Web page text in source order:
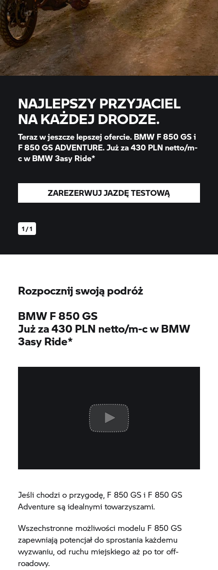
1 / 1
NAJLEPSZY PRZYJACIEL
NA KAŻDEJ DRODZE.
Teraz w jeszcze lepszej ofercie. BMW F 850 GS i
F 850 GS ADVENTURE. Już za 430 PLN netto/m-
c w BMW3asy Ride*
ZAREZERWUJ JAZDĘ TESTOWĄ
Rozpocznij swoją podróż
BMW F 850 GS
Już za 430 PLN netto/m-c w BMW
3asy Ride*
Jeśli chodzi o przygodę, F 850 GS i F 850 GS
Adventure są idealnymi towarzyszami.
Wszechstronne możliwości modelu F 850 GS
zapewniają potencjał do sprostania każdemu
wyzwaniu, od ruchu miejskiego aż po tor off-
roadowy.